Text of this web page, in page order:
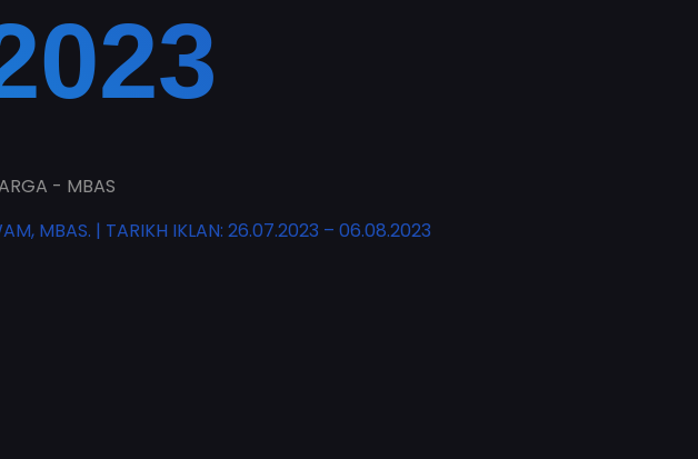
- MBAS
MBAS. | TARIKH IKLAN: 26.07.2023 – 06.08.2023